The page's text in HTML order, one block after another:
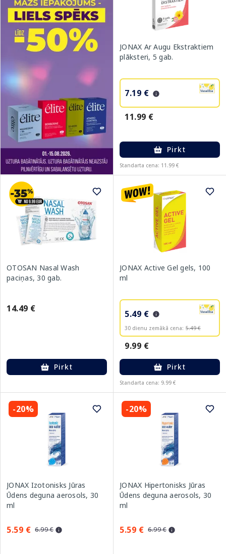
JONAX Ar Augu Ekstraktiem
plāksteri, 5 gab.
7.19 €
11.99 €
Pirkt
Standarta cena: 11.99 €
OTOSAN Nasal Wash
paciņas, 30 gab.
14.49 €
Pirkt
JONAX Active Gel gels, 100
ml
5.49 €
30 dienu zemākā cena: 5.49 €
9.99 €
Pirkt
Standarta cena: 9.99 €
-20%
JONAX Izotonisks Jūras
Ūdens deguna aerosols, 30
ml
5.59 € 6.99 €
-20%
JONAX Hipertonisks Jūras
Ūdens deguna aerosols, 30
ml
5.59 € 6.99 €